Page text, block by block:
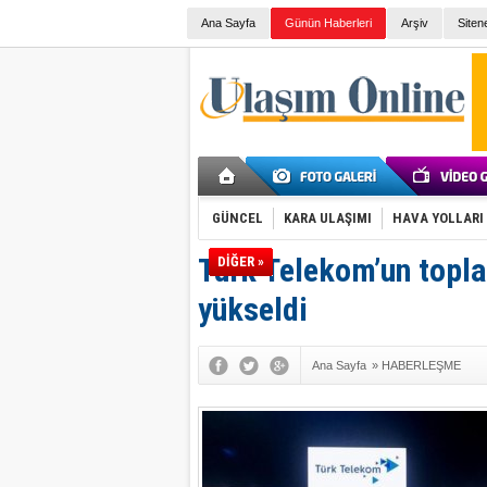
Ana Sayfa Günün Haberleri Arşiv
GÜNCEL KARA ULAŞIMI HAVA YOLLARI
DİĞER »
Türk Telekom’un
yükseldi
Ana Sayfa » HABERLEŞME